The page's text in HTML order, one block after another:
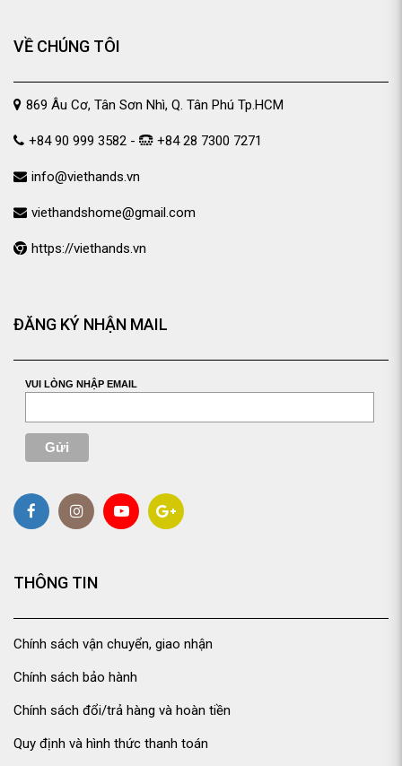
VỀ CHÚNG TÔI
869 Âu Cơ, Tân Sơn Nhì, Q. Tân Phú Tp.HCM
+84 90 999 3582 - +84 28 7300 7271
info@viethands.vn
viethandshome@gmail.com
https://viethands.vn
ĐĂNG KÝ NHẬN MAIL
VUI LÒNG NHẬP EMAIL
THÔNG TIN
Chính sách vận chuyển, giao nhận
Chính sách bảo hành
Chính sách đổi/trả hàng và hoàn tiền
Quy định và hình thức thanh toán